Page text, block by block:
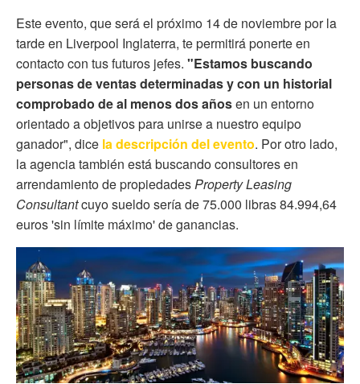
Este evento, que será el próximo 14 de noviembre por la
tarde en Liverpool Inglaterra, te permitirá ponerte en
contacto con tus futuros jefes. "Estamos buscando
personas de ventas determinadas y con un historial
comprobado de al menos dos añosen un entorno
orientado a objetivos para unirse a nuestro equipo
ganador", dice la descripción del evento. Por otro lado,
la agencia también está buscando consultores en
arrendamiento de propiedadesProperty Leasing
Consultantcuyo sueldo sería de 75.000 libras 84.994,64
euros 'sin límite máximo' de ganancias.